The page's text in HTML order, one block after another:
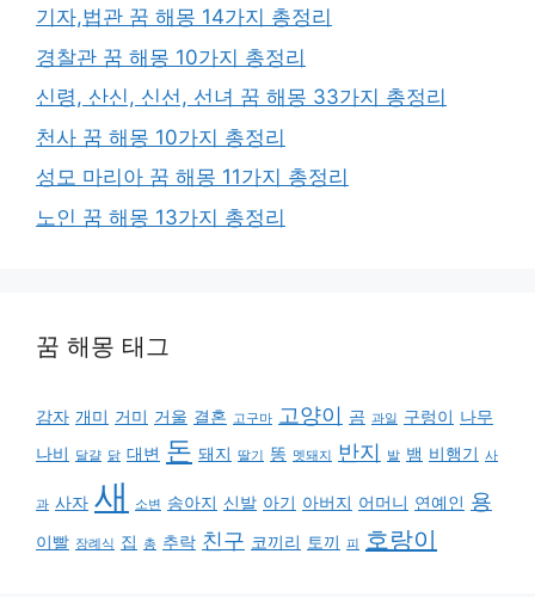
기자,법관 꿈 해몽 14가지 총정리
경찰관 꿈 해몽 10가지 총정리
신령, 산신, 신선, 선녀 꿈 해몽 33가지 총정리
천사 꿈 해몽 10가지 총정리
성모 마리아 꿈 해몽 11가지 총정리
노인 꿈 해몽 13가지 총정리
꿈 해몽 태그
감자 개미 거미 거울 결혼 고구마 고양이 곰 과일 구렁이 나무
나비
달걀 닭 대변 돈 돼지 딸기 똥 멧돼지 반지 발 뱀 비행기 사
과 사자 새 소변 송아지 신발 아기 아버지 어머니 연예인 용
이빨 장례식 집 총 추락 친구 코끼리 토끼 피 호랑이